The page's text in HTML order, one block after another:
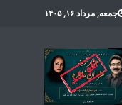
جمعه, مرداد ۱۶, ۱۴۰۵